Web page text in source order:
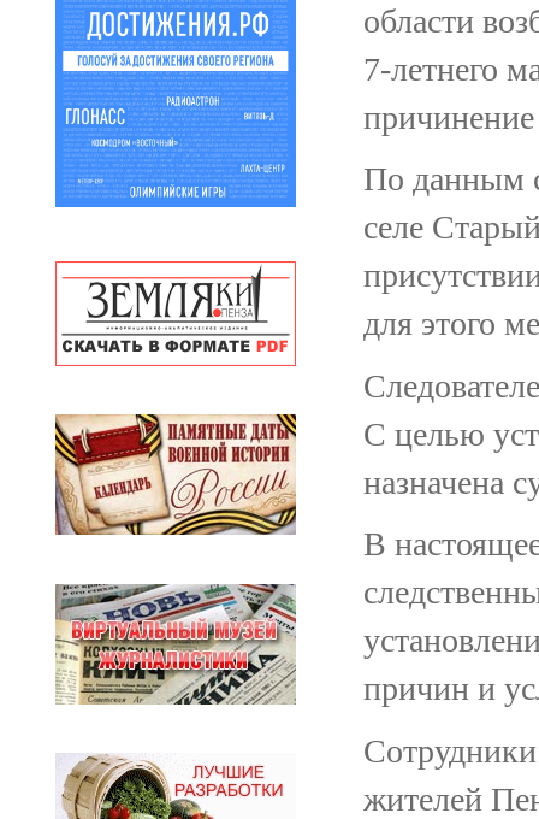
области
7-летнего
По данным
селе
для этого
С целью
назначена
В
причин и
жителей